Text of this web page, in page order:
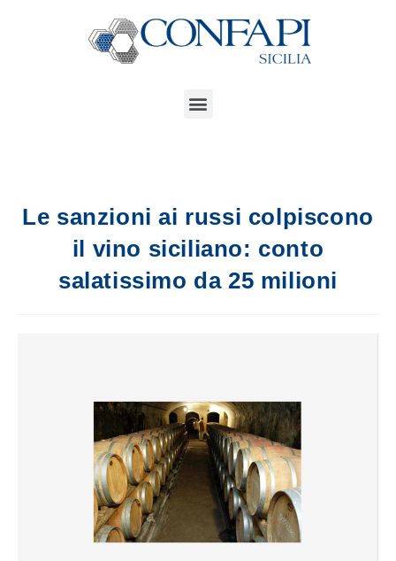
Le sanzioni ai russi colpiscono
il vino siciliano: conto
salatissimo da 25 milioni